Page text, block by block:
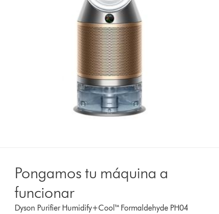
Pongamos tu máquina a
funcionar
Dyson Purifier Humidify+Cool™ Formaldehyde PH04